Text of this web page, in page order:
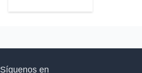
Síguenos en